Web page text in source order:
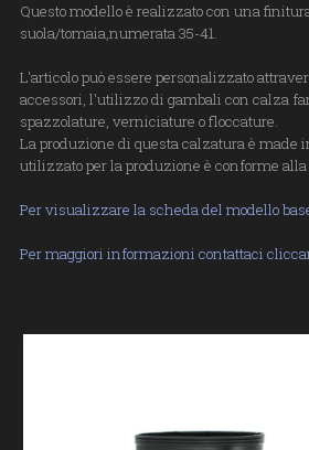
Questo modello è realizzato con una
suola/tomaia,numerata 35-41.
L'articolo può essere personalizzato
accessori, l'utilizzo di gambali con calza
spazzolature, verniciature o floccature.
La produzione di questa calzatura è made
utilizzato per la produzione è conforme alla
Per visualizzare la scheda del modello
Per maggiori informazioni contattaci